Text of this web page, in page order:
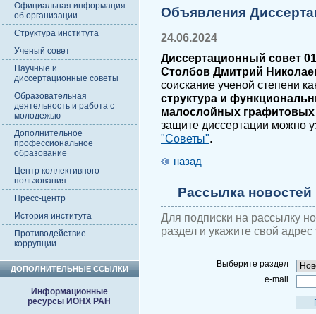
Официальная информация
об организации
Структура института
Ученый совет
Научные и
диссертационные советы
Образовательная
деятельность и работа с
молодежью
Дополнительное
профессиональное
образование
Центр коллективного
пользования
Пресс-центр
История института
Противодействие
коррупции
ДОПОЛНИТЕЛЬНЫЕ ССЫЛКИ
Информационные
ресурсы ИОНХ РАН
Объявления
24.06.2024
Диссертационный совет
Столбов Дмитрий
соискание ученой степени
структура и
малослойных
защите диссертации можно
"Советы".
назад
Рассылка новостей
Для подписки на рассылку
раздел и укажите свой
Выберите раздел
e-mail